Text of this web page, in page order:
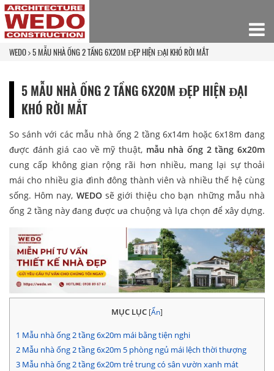
WEDO 5 MẪU NHÀ ỐNG 2 TẦNG 6X20M ĐẸP HIỆN ĐẠI KHÓ RỜI MẮT
5 MẪU NHÀ ỐNG 2 TẦNG 6X20M ĐẸP HIỆN ĐẠI
KHÓ RỜI MẮT
So sánh với các mẫu nhà ống 2 tầng 6x14m hoặc 6x18m đang
được đánh giá cao về mỹ thuật, mẫu nhà ống 2 tầng 6x20m
cung cấp không gian rộng rãi hơn nhiều, mang lại sự thoải
mái cho nhiều gia đình đông thành viên và nhiều thế hệ cùng
sống. Hôm nay, WEDO sẽ giới thiệu cho bạn những mẫu nhà
ống 2 tầng này đang được ưa chuộng và lựa chọn để xây dựng.
MỤC LỤC [Ẩn]
1 Mẫu nhà ống 2 tầng 6x20m mái bằng tiện nghi
2 Mẫu nhà ống 2 tầng 6x20m 5 phòng ngủ mái lệch thời thượng
3 Mẫu nhà ống 2 tầng 6x20m trẻ trung có sân vườn xanh mát